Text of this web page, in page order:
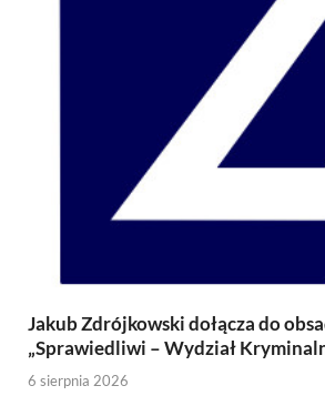
Jakub Zdrójkowski dołącza do
„Sprawiedliwi – Wydział
6 sierpnia 2026